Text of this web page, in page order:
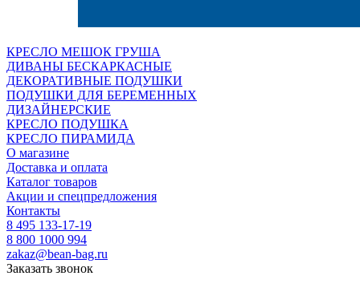
КРЕСЛО МЕШОК ГРУША
ДИВАНЫ БЕСКАРКАСНЫЕ
ДЕКОРАТИВНЫЕ ПОДУШКИ
ПОДУШКИ ДЛЯ БЕРЕМЕННЫХ
ДИЗАЙНЕРСКИЕ
КРЕСЛО ПОДУШКА
КРЕСЛО ПИРАМИДА
О магазине
Доставка и оплата
Каталог товаров
Акции и спецпредложения
Контакты
8 495 133-17-19
8 800 1000 994
zakaz@bean-bag.ru
Заказать звонок